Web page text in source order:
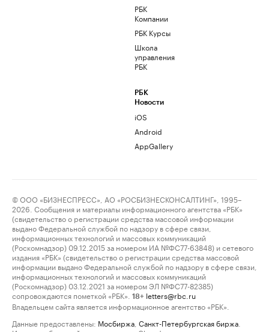
РБК
Компании
РБК Курсы
Школа
управления
РБК
РБК
Новости
iOS
Android
AppGallery
© ООО «БИЗНЕСПРЕСС», АО «РОСБИЗНЕСКОНСАЛТИНГ», 1995–
2026. Сообщения и материалы информационного агентства «РБК»
(свидетельство о регистрации средства массовой информации
выдано Федеральной службой по надзору в сфере связи,
информационных технологий и массовых коммуникаций
(Роскомнадзор) 09.12.2015 за номером ИА №ФС77-63848) и сетевого
издания «РБК» (свидетельство о регистрации средства массовой
информации выдано Федеральной службой по надзору в сфере связи,
информационных технологий и массовых коммуникаций
(Роскомнадзор) 03.12.2021 за номером ЭЛ №ФС77-82385)
сопровождаются пометкой «РБК».
18+ letters@rbc.ru
Владельцем сайта является информационное агентство «РБК».
Данные предоставлены: Мосбиржа Санкт-Петербургская биржа